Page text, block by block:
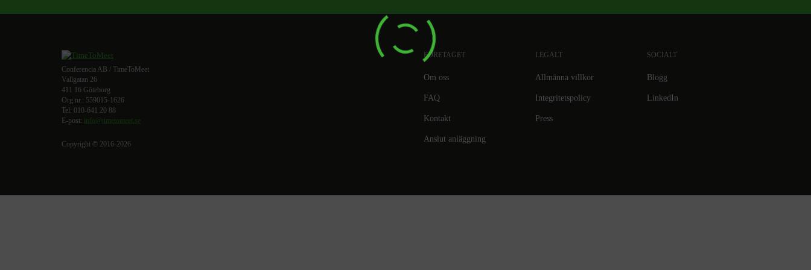
Conferencia AB / TimeToMeet
Vallgatan 26
411 16 Göteborg
Org.nr.: 559015-1626
Tel: 010-641 20 88
E-post: info@timetomeet.se
Copyright © 2016-2026
FÖRETAGET
Om oss
FAQ
Kontakt
Anslut anläggning
LEGALT
Allmänna villkor
Integritetspolicy
Press
SOCIALT
Blogg
LinkedIn